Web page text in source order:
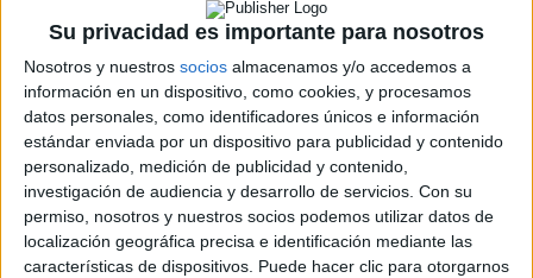
Su privacidad es importante para nosotros
Nosotros y nuestros socios almacenamos y/o accedemos a
información en un dispositivo, como cookies, y procesamos
datos personales, como identificadores únicos e información
estándar enviada por un dispositivo para publicidad y contenido
personalizado, medición de publicidad y contenido,
investigación de audiencia y desarrollo de servicios. Con su
permiso, nosotros y nuestros socios podemos utilizar datos de
localización geográfica precisa e identificación mediante las
características de dispositivos. Puede hacer clic para otorgarnos
España de Rallyes de Tierra).
Cargando
nueva noticia
No hay más noticias en esta categoría.